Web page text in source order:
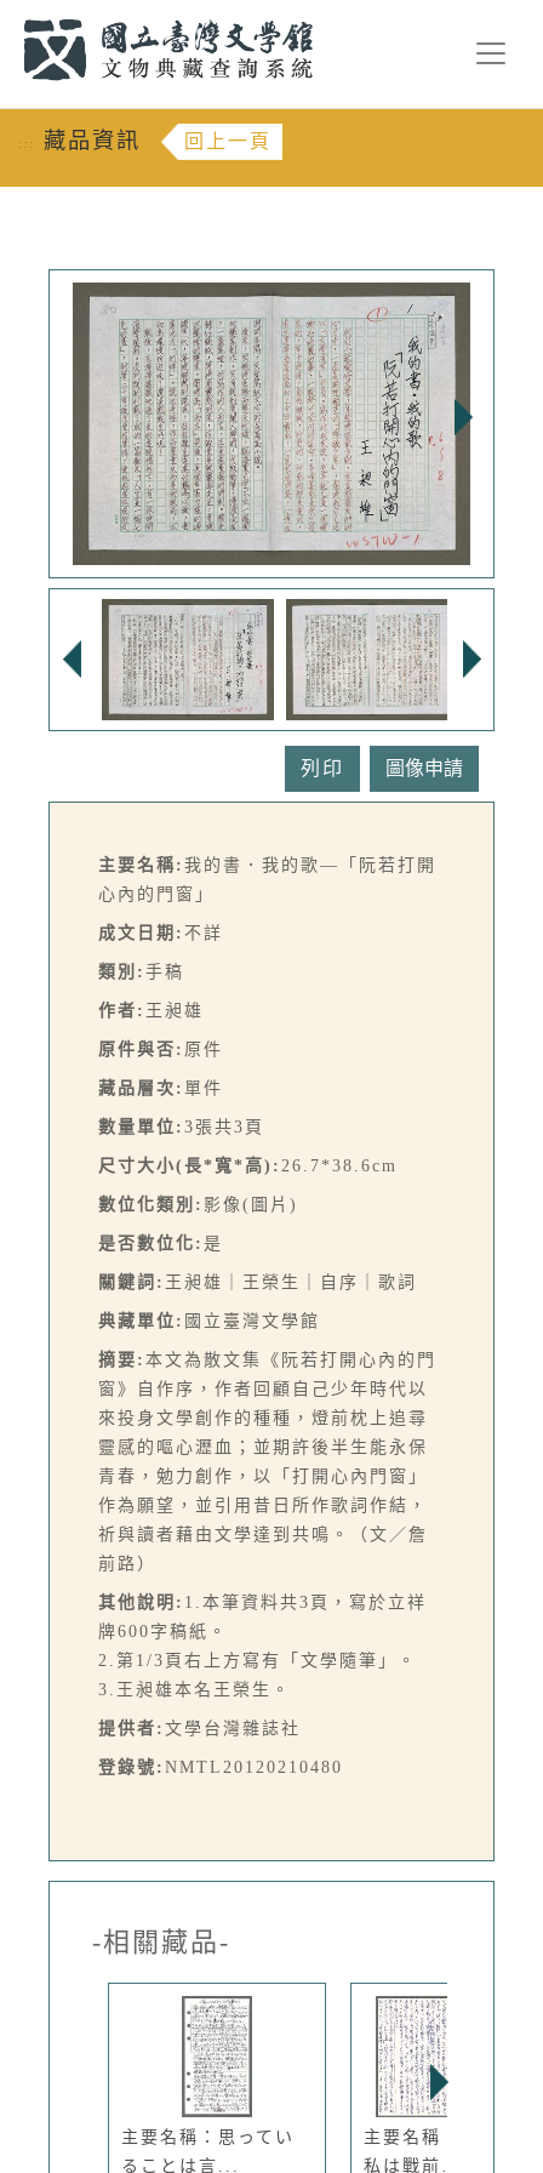
::: 藏品資訊 回上一頁
列印
主要名稱: 我的書．我的歌—「阮若打開
心內的門窗」
成文日期: 不詳
類別: 手稿
作者: 王昶雄
原件與否: 原件
藏品層次: 單件
數量單位: 3張共3頁
尺寸大小(長*寬*高): 26.7*38.6cm
數位化類別: 影像(圖片)
是否數位化: 是
關鍵詞: 王昶雄｜王榮生｜自序｜歌詞
典藏單位: 國立臺灣文學館
摘要: 本文為散文集《阮若打開心內的門
窗》自作序，作者回顧自己少年時代以
來投身文學創作的種種，燈前枕上追尋
靈感的嘔心瀝血；並期許後半生能永保
青春，勉力創作，以「打開心內門窗」
作為願望，並引用昔日所作歌詞作結，
祈與讀者藉由文學達到共鳴。（文／詹
前路）
其他說明: 1.本筆資料共3頁，寫於立祥
牌600字稿紙。
2.第1/3頁右上方寫有「文學隨筆」。
3.王昶雄本名王榮生。
提供者: 文學台灣雜誌社
登錄號: NMTL20120210480
-相關藏品-
主要名稱：思ってい
ることは言...
主要名稱：無題名：
私は戰前……